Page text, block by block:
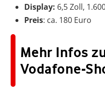
Display: 6,5 Zoll,
Preis: ca. 180 Euro
Mehr Infos
Vodafone-